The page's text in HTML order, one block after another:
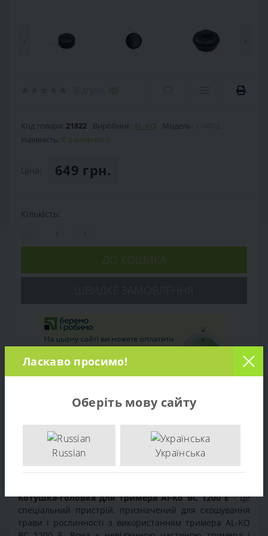
(0)
Код товара: 21822 Виробник: AL-KO Модель:
Наявність: Є в наявності
649 грн.
Кількість:
ДО КОШИКА
Огляд товару
Відгуків (0)
Котушка-головка для тримера Al-Ko BC 1200 E- це
спеціальний пристрій, призначений для скошування
трави і рослинності з використанням тримера AL-KO
Ласкаво просимо!
Оберіть мову сайту
Russian Українська